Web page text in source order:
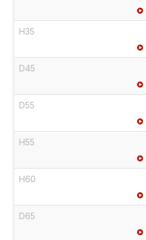
H35
D45
D55
H55
H60
D65